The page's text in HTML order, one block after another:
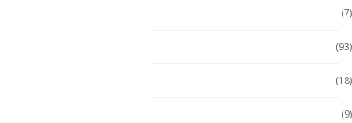
(7)
(93)
(18)
(9)